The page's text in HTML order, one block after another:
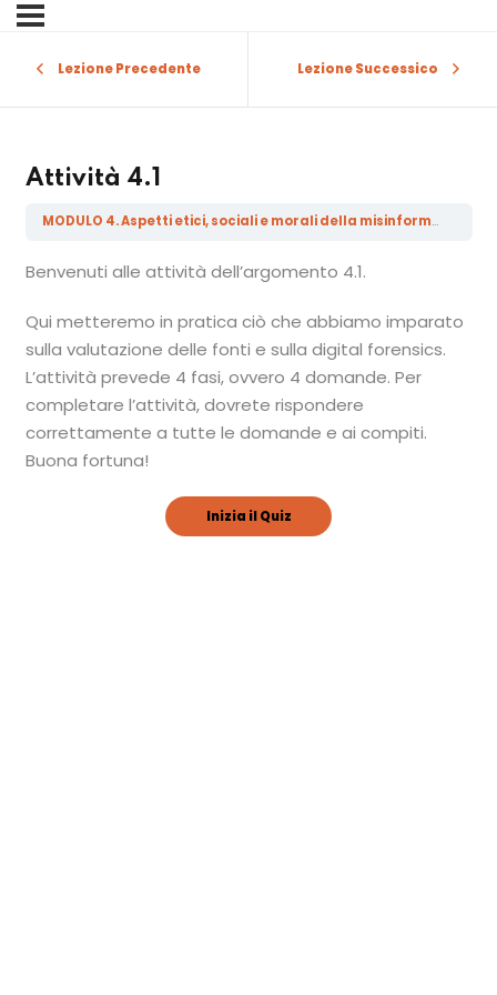
Lezione Precedente Lezione Successico
Attività 4.1
MODULO 4. Aspetti etici, sociali e morali della misinformazione, della disinformazione, della malainformazione e delle Fake News
Benvenuti alle attività dell’argomento 4.1.
Qui metteremo in pratica ciò che abbiamo imparato
sulla valutazione delle fonti e sulla digital forensics.
L’attività prevede 4 fasi, ovvero 4 domande. Per
completare l’attività, dovrete rispondere
correttamente a tutte le domande e ai compiti.
Buona fortuna!
Remember me Lost your password?